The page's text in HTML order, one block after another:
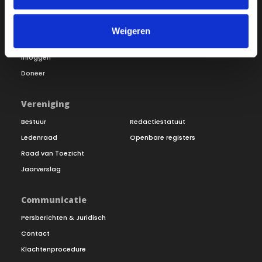
Weigeren
Over ON!
Inloggen
Doneer
Steunbetuigingen
Vereniging
Bestuur
Ledenraad
Raad van Toezicht
Jaarverslag
Redactiestatuut
Openbare registers
Communicatie
Persberichten & Juridisch
Contact
Klachtenprocedure